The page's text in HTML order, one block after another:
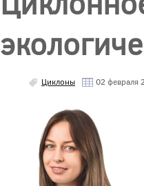
Циклоны 02 февраля